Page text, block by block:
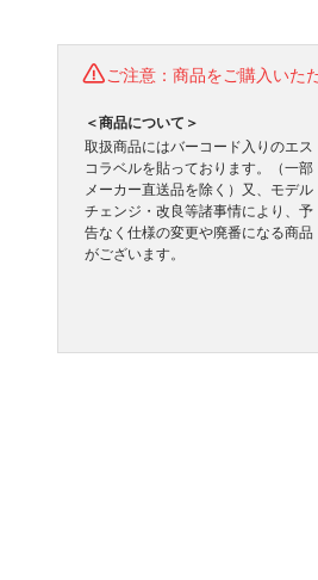
ご注意：商品をご購入いた
＜商品について＞
取扱商品にはバーコード入りのエス
コラベルを貼っております。（一部
メーカー直送品を除く）又、モデル
チェンジ・改良等諸事情により、予
告なく仕様の変更や廃番になる商品
がございます。